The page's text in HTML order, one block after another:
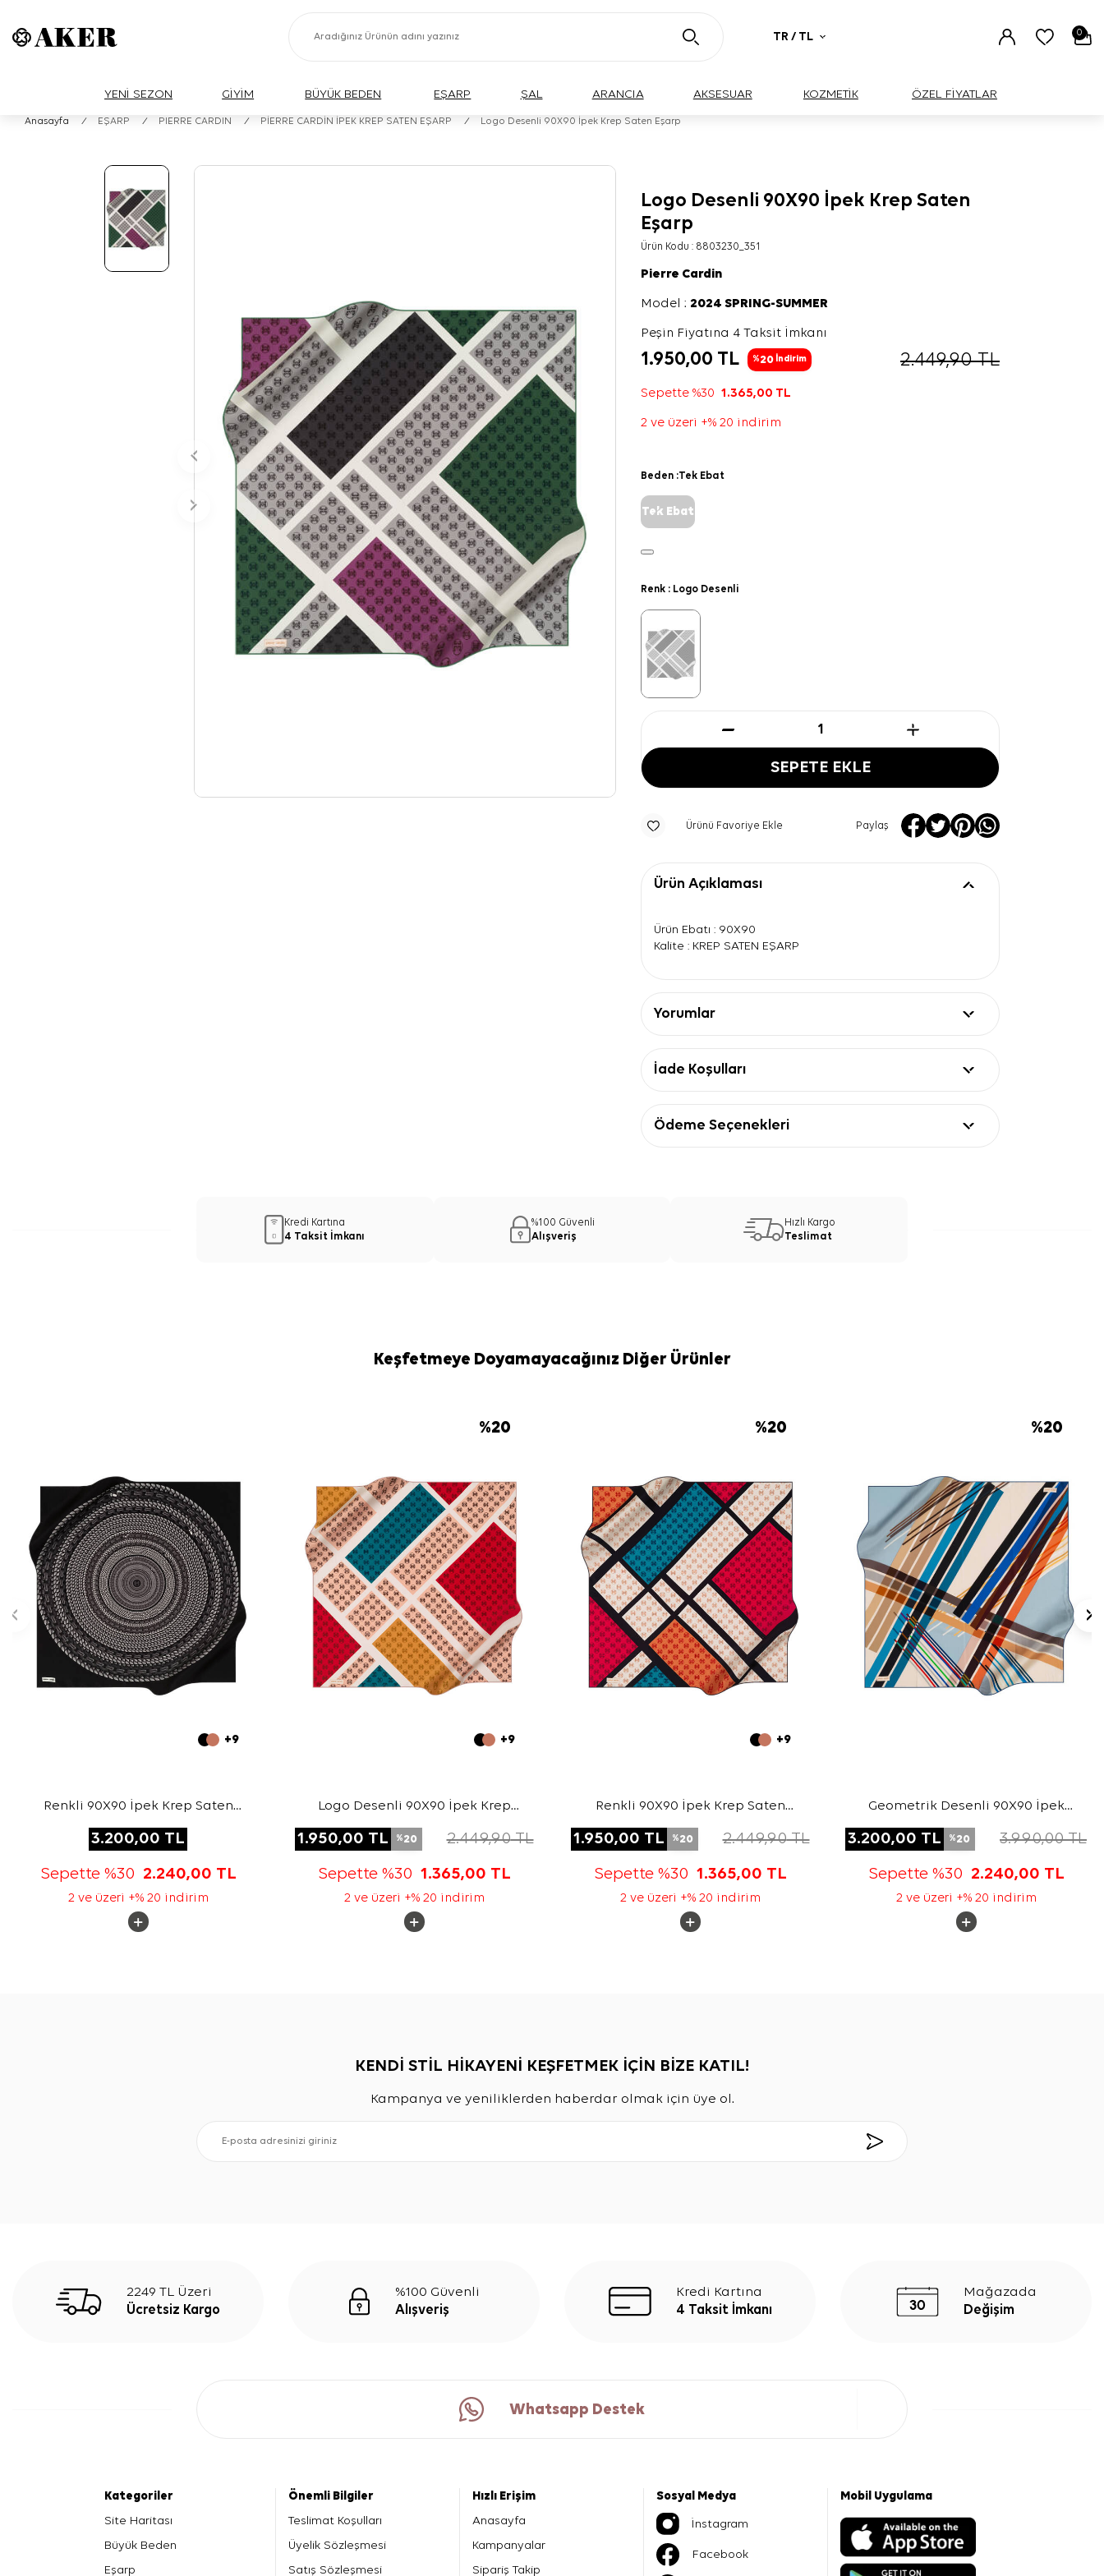
TR / TL 0
YENİ SEZON GİYİM BÜYÜK BEDEN EŞARP ŞAL ARANCIA AKSESUAR KOZMETİK ÖZEL FİYATLAR
Anasayfa / EŞARP / PIERRE CARDIN / PİERRE CARDİN İPEK KREP SATEN EŞARP / Logo Desenli 90X90 İpek Krep Saten Eşarp
Logo Desenli 90X90 İpek Krep Saten
Eşarp
Ürün Kodu : 8803230_351
Pierre Cardin
Model :2024 SPRING-SUMMER
Peşin Fiyatına 4 Taksit İmkanı
1.950,00 TL %20 İndirim 2.449,90TL
Sepette %301.365,00 TL
2 ve üzeri +% 20 indirim
Beden :Tek Ebat
Tek Ebat
Renk : Logo Desenli
SEPETE EKLE
Ürünü Favoriye Ekle Paylaş
Ürün Açıklaması
Ürün Ebatı : 90X90
Kalite : KREP SATEN EŞARP
Yorumlar
İade Koşulları
Ödeme Seçenekleri
Kredi Kartına
4 Taksit İmkanı
%100 Güvenli
Alışveriş
Hızlı Kargo
Teslimat
Keşfetmeye Doyamayacağınız Diğer Ürünler
+9
Renkli 90X90 İpek Krep Saten
3.200,00 TL
Sepette %30 2.240,00 TL
2 ve üzeri +% 20 indirim
%20
+9
Logo Desenli 90X90 İpek Krep
1.950,00 TL %20 2.449,90TL
Sepette %30 1.365,00 TL
2 ve üzeri +% 20 indirim
%20
+9
Renkli 90X90 İpek Krep Saten
1.950,00 TL %20 2.449,90TL
Sepette %30 1.365,00 TL
2 ve üzeri +% 20 indirim
%20
Geometrik Desenli 90X90 İpek
3.200,00 TL %20 3.990,00TL
Sepette %30 2.240,00 TL
2 ve üzeri +% 20 indirim
KENDİ STİL HİKAYENİ KEŞFETMEK İÇİN BİZE KATIL!
Kampanya ve yeniliklerden haberdar olmak için üye ol.
2249 TL Üzeri
Ücretsiz Kargo
%100 Güvenli
Alışveriş
Kredi Kartına
4 Taksit İmkanı
Mağazada
Değişim
Whatsapp Destek
Kategoriler
Site Haritası
Büyük Beden
Eşarp
Önemli Bilgiler
Teslimat Koşulları
Üyelik Sözleşmesi
Satış Sözleşmesi
Hızlı Erişim
Anasayfa
Kampanyalar
Sipariş Takip
Sosyal Medya
İnstagram
Facebook
Mobil Uygulama